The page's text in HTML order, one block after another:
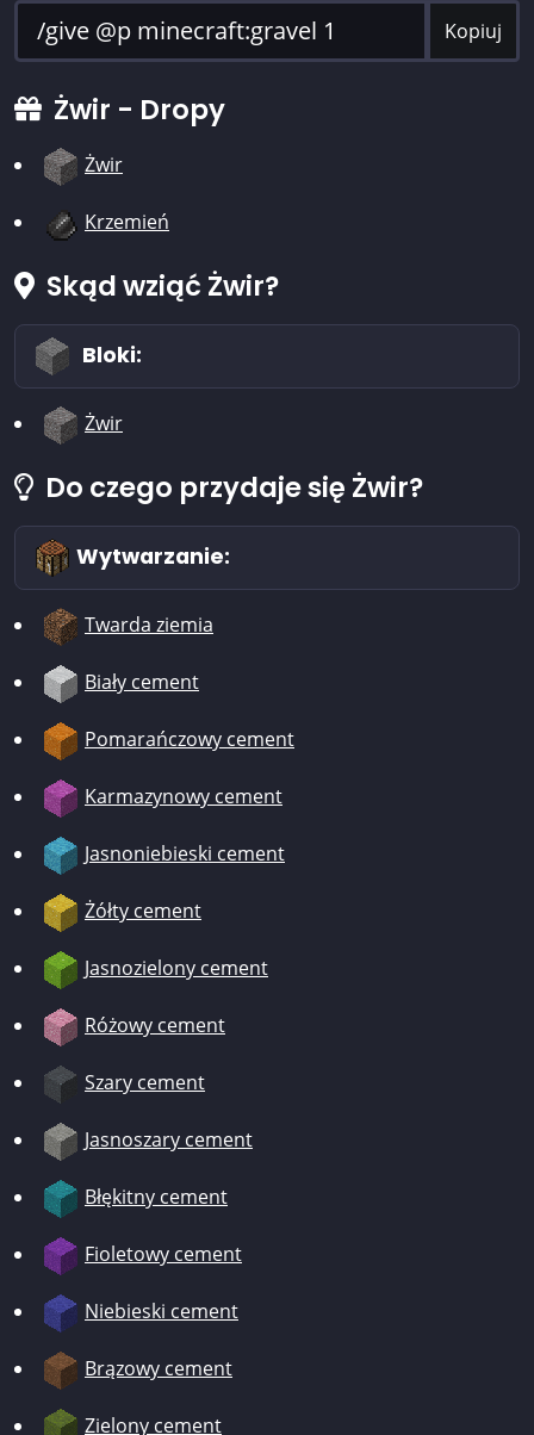
Kopiuj
Żwir - Dropy
Żwir
Krzemień
Skąd wziąć Żwir?
Bloki:
Żwir
Do czego przydaje się Żwir?
Wytwarzanie:
Twarda ziemia
Biały cement
Pomarańczowy cement
Karmazynowy cement
Jasnoniebieski cement
Żółty cement
Jasnozielony cement
Różowy cement
Szary cement
Jasnoszary cement
Błękitny cement
Fioletowy cement
Niebieski cement
Brązowy cement
Zielony cement